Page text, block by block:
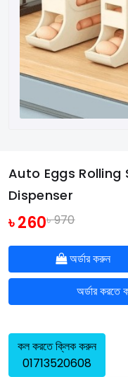
Auto Eggs Rolling
Dispenser
৳ 260৳ 970
অর্ডার করুন
অর্ডার
কল করতে ক্লিক করুন
01713520608